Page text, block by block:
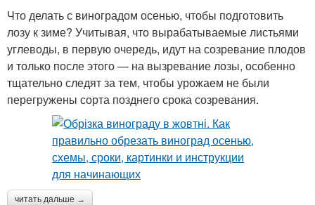
Что делать с виноградом осенью, чтобы подготовить
лозу к зиме? Учитывая, что вырабатываемые листьями
углеводы, в первую очередь, идут на созревание плодов
и только после этого — на вызревание лозы, особенно
тщательно следят за тем, чтобы урожаем не были
перегружены сорта позднего срока созревания.
читать дальше →